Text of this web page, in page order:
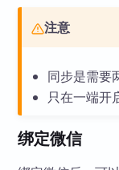
注意
同步是需要
只在一端开
绑定微信